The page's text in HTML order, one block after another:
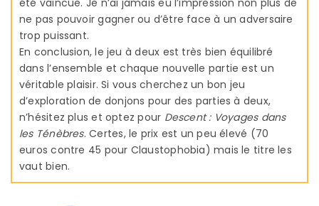
ne pas pouvoir gagner ou d’être face à un adversaire
trop puissant.
En conclusion, le jeu à deux est très bien équilibré
dans l’ensemble et chaque nouvelle partie est un
véritable plaisir. Si vous cherchez un bon jeu
d’exploration de donjons pour des parties à deux,
n’hésitez plus et optez pour Descent : Voyages dans
les Ténèbres. Certes, le prix est un peu élevé (70
euros contre 45 pour Claustophobia) mais le titre les
vaut bien.